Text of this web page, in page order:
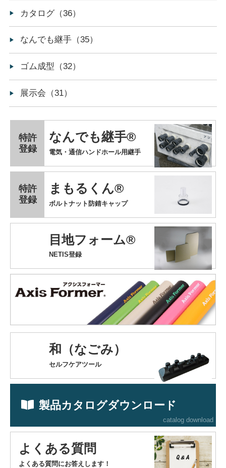
カタログ（36）
なんでも継手（35）
ゴム成型（32）
展示会（31）
なんでも継手®
特許
登録
電気・通信ハンドホール用継手
まもるくん®
特許
登録
ボルトナット防錆キャップ
目地フォーム®
NETIS登録
和（なごみ）
セルフケアツール
製品カタログダウンロード
catalog download
よくある質問
よくある質問にお答えします！